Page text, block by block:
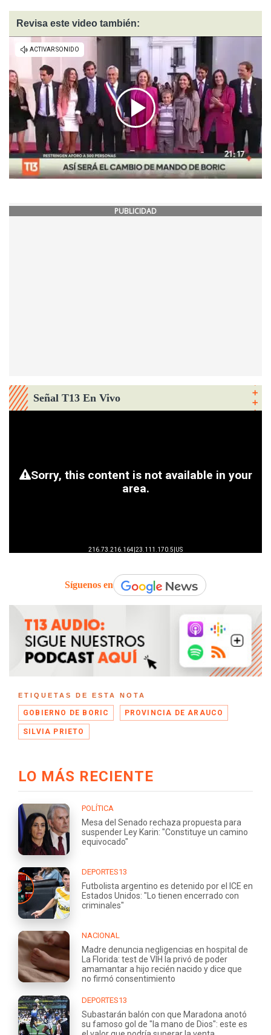
Revisa este video también:
PUBLICIDAD
Señal T13 En Vivo
Síguenos en
ETIQUETAS DE ESTA NOTA
GOBIERNO DE BORIC PROVINCIA DE ARAUCO
SILVIA PRIETO
LO MÁS RECIENTE
POLÍTICA
Mesa del Senado rechaza propuesta para
suspender Ley Karin: "Constituye un camino
equivocado"
DEPORTES13
Futbolista argentino es detenido por el ICE en
Estados Unidos: "Lo tienen encerrado con
criminales"
NACIONAL
Madre denuncia negligencias en hospital de
La Florida: test de VIH la privó de poder
amamantar a hijo recién nacido y dice que
no firmó consentimiento
DEPORTES13
Subastarán balón con que Maradona anotó
su famoso gol de "la mano de Dios": este es